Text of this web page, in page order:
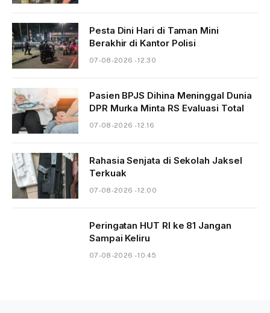
Pesta Dini Hari di Taman Mini
Berakhir di Kantor Polisi
07-08-2026 - 12.30
Pasien BPJS Dihina Meninggal Dunia
DPR Murka Minta RS Evaluasi Total
07-08-2026 - 12.16
Rahasia Senjata di Sekolah Jaksel
Terkuak
07-08-2026 - 12.00
Peringatan HUT RI ke 81 Jangan
Sampai Keliru
07-08-2026 - 10.45